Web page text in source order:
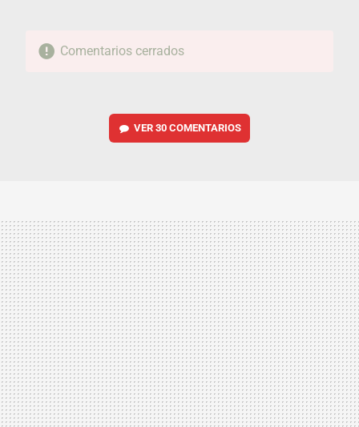
Comentarios cerrados
VER 30 COMENTARIOS